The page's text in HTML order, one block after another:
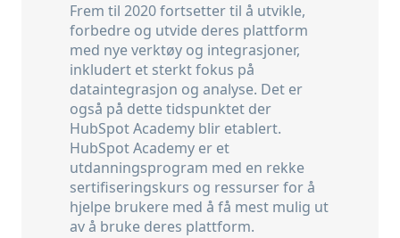
Frem til 2020 fortsetter til å utvikle,
forbedre og utvide deres plattform
med nye verktøy og integrasjoner,
inkludert et sterkt fokus på
dataintegrasjon og analyse. Det er
også på dette tidspunktet der
HubSpot Academy blir etablert.
HubSpot Academy er et
utdanningsprogram med en rekke
sertifiseringskurs og ressurser for å
hjelpe brukere med å få mest mulig ut
av å bruke deres plattform.